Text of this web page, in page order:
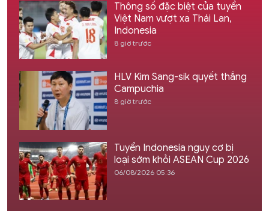
Thông số đặc biệt của tuyển
Việt Nam vượt xa Thái Lan,
Indonesia
8 giờ trước
HLV Kim Sang-sik quyết thắng
Campuchia
8 giờ trước
Tuyển Indonesia nguy cơ bị
loại sớm khỏi ASEAN Cup 2026
06/08/2026 05:36